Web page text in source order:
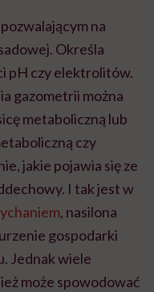
na
Określa
pH czy elektrolitów.
gazometrii można
metaboliczną lub
czy
jakie pojawia się ze
I tak jest w
, nasilona
gospodarki
Jednak wiele
może spowodować